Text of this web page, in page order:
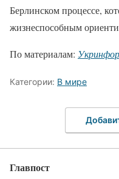
Берлинском процессе,
жизнеспособным
По материалам:
Категории: В мире
Главпост